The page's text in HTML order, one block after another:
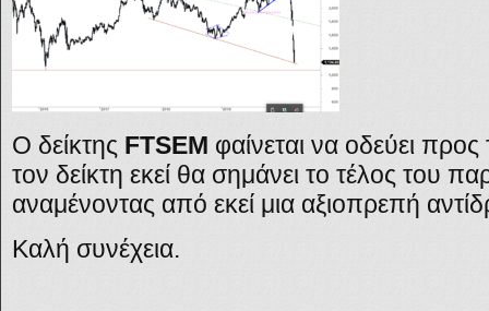
Ο δείκτης FTSEM φαίνεται να οδεύει
τον δείκτη εκεί θα σημάνει το τέλος του
αναμένοντας από εκεί μια αξιοπρεπή
Καλή συνέχεια.